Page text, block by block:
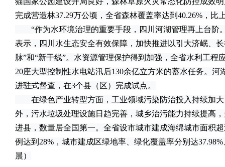
完成营造林37.29万公顷，全省森林覆盖率达到40.26%，比
“作为水环境治理的重要手段，四川河湖管理再上台阶
表示，四川水生态安全有效保障，加快推进以引大济岷、
脉”和“新干线”。水资源管理保护得到加强，全省水利工程
20座大型控制性水电站汛后130余亿立方米的蓄水任务。
进驻式督查，在3个县（区）完成试点。
在绿色产业转型方面，工业领域污染防治投入持续加大
外，污水垃圾处理设施日趋完善，城乡治污能力持续提高
进县，数量居全国第一。全省设市城市建成海绵城市面积
例达到28%，城市建成区绿地率、绿化覆盖率分别达
晨）